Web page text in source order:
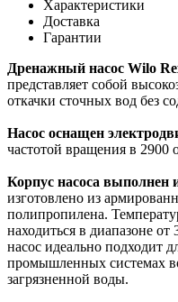
Характеристики
Доставка
Гарантии
Дренажный насос Wilo
представляет собой
откачки сточных вод без
Насос оснащен
частотой вращения в 2900
Корпус насоса выполнен
изготовлено из
полипропилена.
находиться в диапазоне
насос идеально подходит
промышленных системах
загрязненной воды.